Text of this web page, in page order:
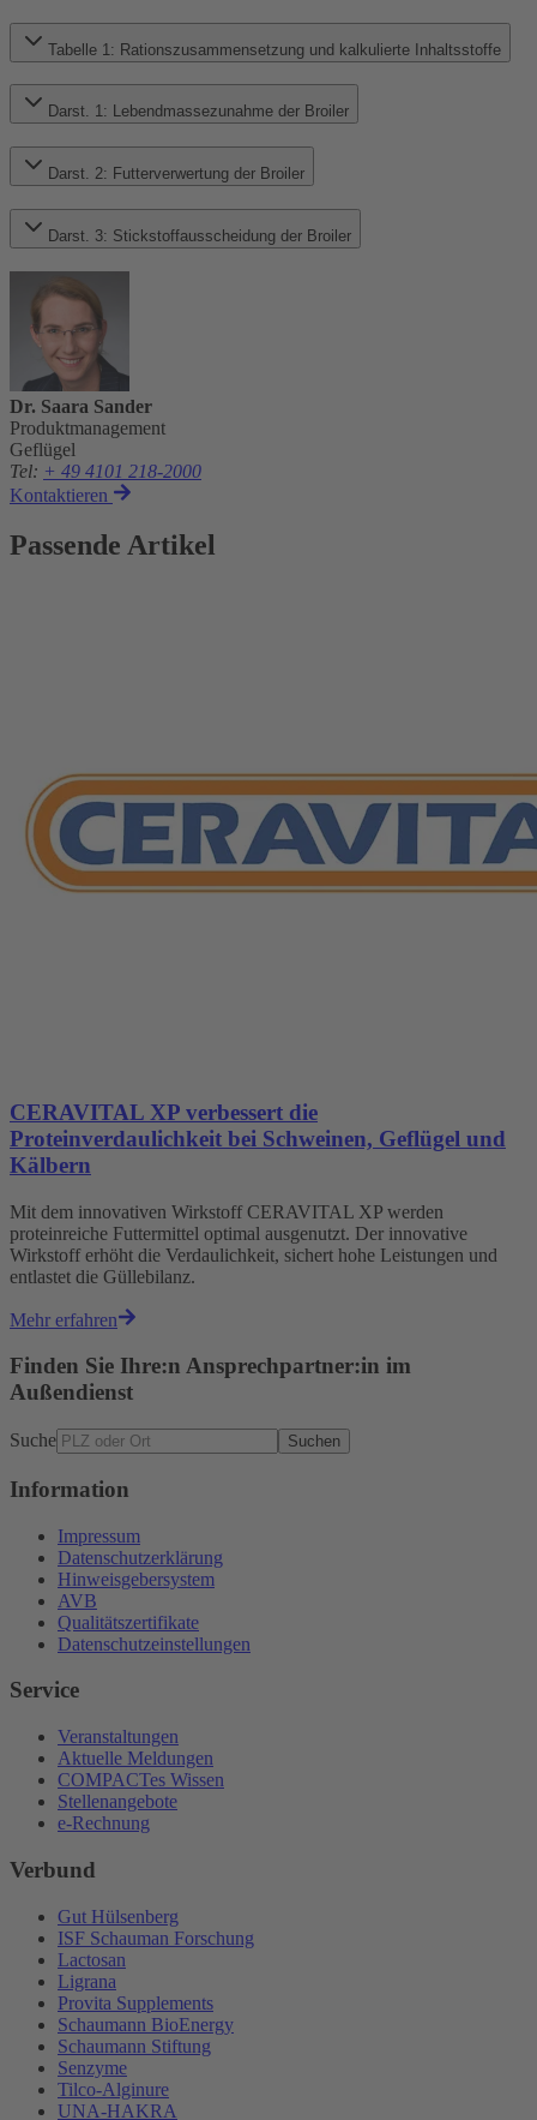
Tabelle 1: Rationszusammensetzung und kalkulierte Inhaltsstoffe
Darst. 1: Lebendmassezunahme der Broiler
Darst. 2: Futterverwertung der Broiler
Darst. 3: Stickstoffausscheidung der Broiler
Dr. Saara Sander
Produktmanagement
Geflügel
Tel: + 49 4101 218-2000
Kontaktieren
Passende Artikel
CERAVITAL XP verbessert die
Proteinverdaulichkeit bei Schweinen, Geflügel und
Kälbern
Mit dem innovativen Wirkstoff CERAVITAL XP werden
proteinreiche Futtermittel optimal ausgenutzt. Der innovative
Wirkstoff erhöht die Verdaulichkeit, sichert hohe Leistungen und
entlastet die Güllebilanz.
Mehr erfahren
Finden Sie Ihre:n Ansprechpartner:in im
Außendienst
Suche Suchen
Information
Impressum
Datenschutzerklärung
Hinweisgebersystem
AVB
Qualitätszertifikate
Datenschutzeinstellungen
Service
Veranstaltungen
Aktuelle Meldungen
COMPACTes Wissen
Stellenangebote
e-Rechnung
Verbund
Gut Hülsenberg
ISF Schauman Forschung
Lactosan
Ligrana
Provita Supplements
Schaumann BioEnergy
Schaumann Stiftung
Senzyme
Tilco-Alginure
UNA-HAKRA